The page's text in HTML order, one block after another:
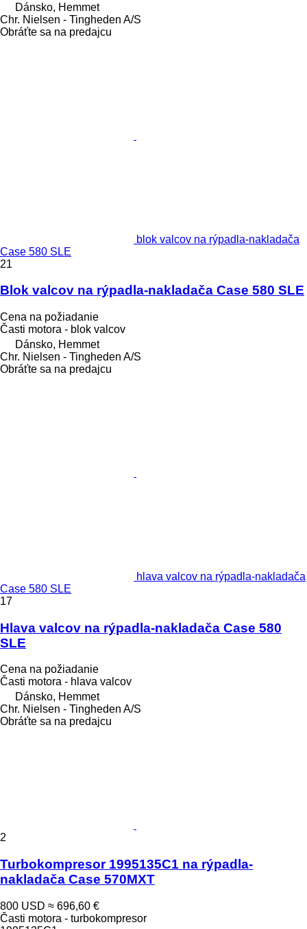
Dánsko, Hemmet
Chr. Nielsen - Tingheden A/S
Obráťte sa na predajcu
blok valcov na rýpadla-nakladača
Case 580 SLE
21
Blok valcov na rýpadla-nakladača Case 580 SLE
Cena na požiadanie
Časti motora - blok valcov
Dánsko, Hemmet
Chr. Nielsen - Tingheden A/S
Obráťte sa na predajcu
hlava valcov na rýpadla-nakladača
Case 580 SLE
17
Hlava valcov na rýpadla-nakladača Case 580
SLE
Cena na požiadanie
Časti motora - hlava valcov
Dánsko, Hemmet
Chr. Nielsen - Tingheden A/S
Obráťte sa na predajcu
2
Turbokompresor 1995135C1 na rýpadla-
nakladača Case 570MXT
800 USD ≈ 696,60 €
Časti motora - turbokompresor